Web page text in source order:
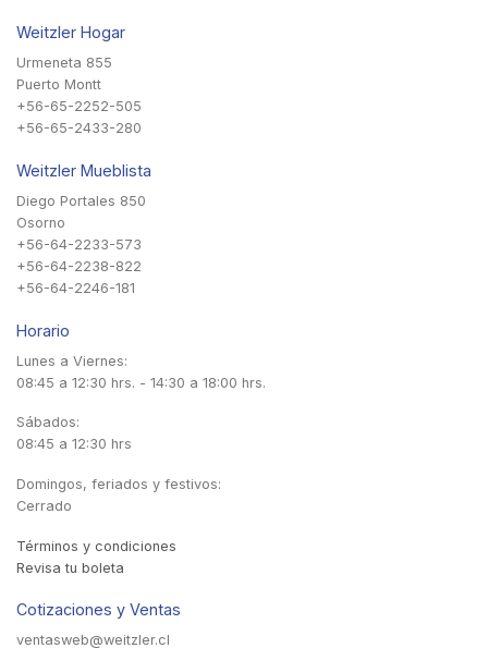
Weitzler Hogar
Urmeneta 855
Puerto Montt
+56-65-2252-505
+56-65-2433-280
Weitzler Mueblista
Diego Portales 850
Osorno
+56-64-2233-573
+56-64-2238-822
+56-64-2246-181
Horario
Lunes a Viernes:
08:45 a 12:30 hrs. - 14:30 a 18:00 hrs.
Sábados:
08:45 a 12:30 hrs
Domingos, feriados y festivos:
Cerrado
Términos y condiciones
Revisa tu boleta
Cotizaciones y Ventas
ventasweb@weitzler.cl